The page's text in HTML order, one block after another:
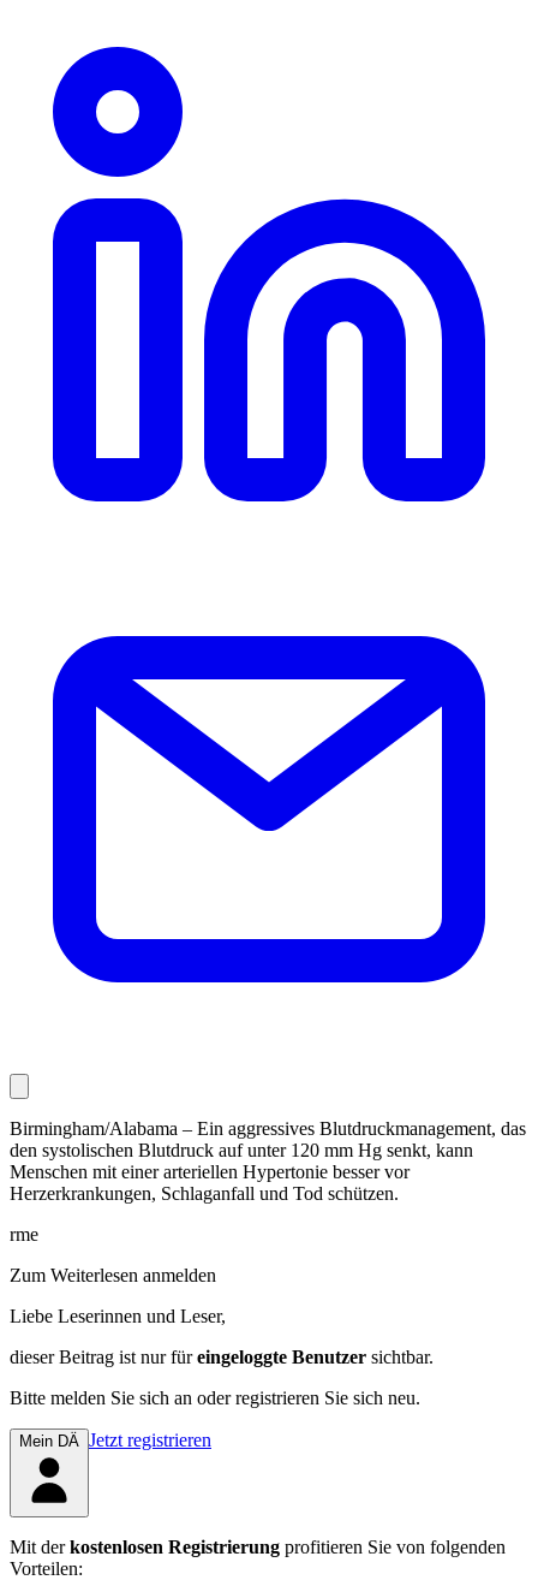
Birmingham/Alabama – Ein aggressives Blutdruckmanagement, das
den systolischen Blutdruck auf unter 120 mm Hg senkt, kann
Menschen mit einer arteriellen Hypertonie besser vor
Herzerkrankungen, Schlag­­­anfall und Tod schützen.
rme
Zum Weiterlesen anmelden
Liebe Leserinnen und Leser,
dieser Beitrag ist nur füreingeloggte Benutzer sichtbar.
Bitte melden Sie sich an oder registrieren Sie sich neu.
Mein DÄ Jetzt registrieren
Mit derkostenlosen Registrierung profitieren Sie von folgenden
Vorteilen: